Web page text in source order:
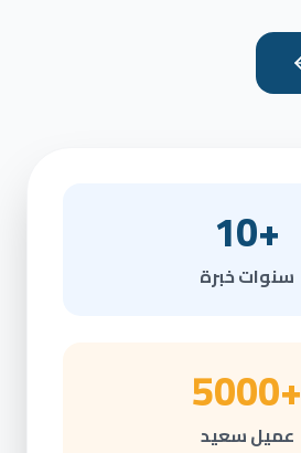
+10
سنوات خبرة
+5000
عميل سعيد